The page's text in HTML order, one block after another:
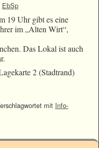
EbSp
19 Uhr gibt es eine
im „Alten Wirt“,
Das Lokal ist auch
2 (Stadtrand)
mit Info-